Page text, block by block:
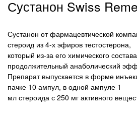
Сустанон Swiss
Сустанон от фармацевтической
стероид из 4-х эфиров тестостерона,
который из-за его химического
продолжительный анаболический
Препарат выпускается в форме
пачке 10 ампул, в одной ампуле 1
мл стероида с 250 мг активного